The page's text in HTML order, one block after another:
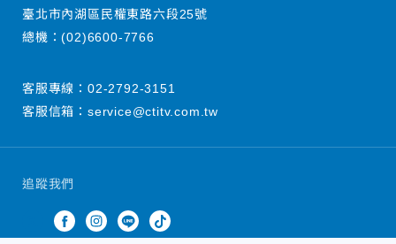
追蹤我們
臺北市內湖區民權東路六段25號
總機：(02)6600-7766
客服專線： 02-2792-3151
客服信箱： service@ctitv.com.tw